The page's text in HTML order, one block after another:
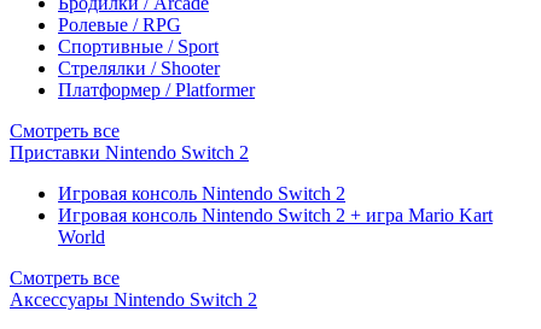
Ролевые / RPG
Спортивные / Sport
Стрелялки / Shooter
Платформер / Platformer
Смотреть все
Приставки Nintendo Switch 2
Игровая консоль Nintendo Switch 2
Игровая консоль Nintendo Switch 2 + игра Mario Kart
World
Смотреть все
Аксессуары Nintendo Switch 2